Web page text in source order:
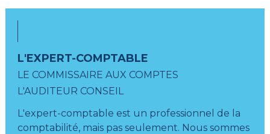
L'EXPERT-COMPTABLE
LE COMMISSAIRE AUX COMPTES
L'AUDITEUR CONSEIL
L'expert-comptable est un professionnel de la
comptabilité, mais pas seulement. Nous sommes